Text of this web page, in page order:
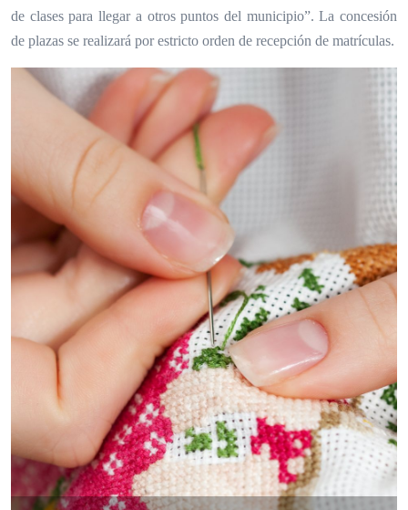
de clases para llegar a otros puntos del municipio”. La concesión
de plazas se realizará por estricto orden de recepción de matrículas.